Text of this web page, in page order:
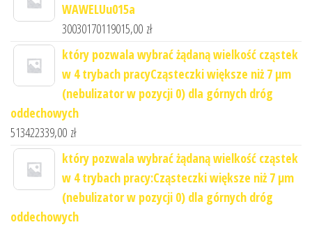
WAWELUu015a
30030170119015,00 zł
który pozwala wybrać żądaną wielkość cząstek
w 4 trybach pracyCząsteczki większe niż 7 μm
(nebulizator w pozycji 0) dla górnych dróg
oddechowych
513422339,00 zł
który pozwala wybrać żądaną wielkość cząstek
w 4 trybach pracy:Cząsteczki większe niż 7 μm
(nebulizator w pozycji 0) dla górnych dróg
oddechowych